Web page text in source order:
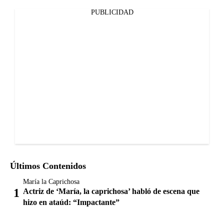
PUBLICIDAD
Últimos Contenidos
María la Caprichosa
Actriz de ‘María, la caprichosa’ habló de escena que
hizo en ataúd: “Impactante”